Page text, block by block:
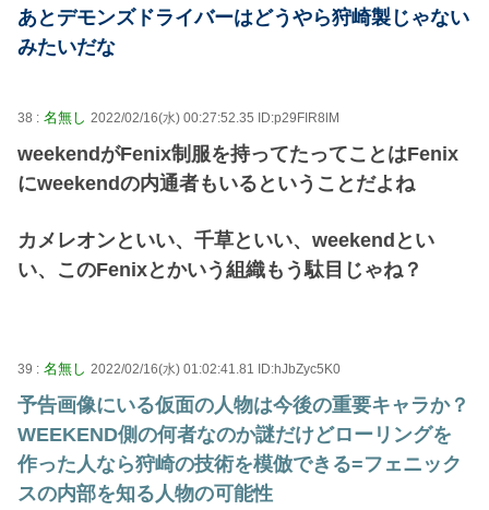
あとデモンズドライバーはどうやら狩崎製じゃない
みたいだな
38 : 名無し 2022/02/16(水) 00:27:52.35 ID:p29FIR8lM
weekendがFenix制服を持ってたってことはFenix
にweekendの内通者もいるということだよね
カメレオンといい、千草といい、weekendとい
い、このFenixとかいう組織もう駄目じゃね？
39 : 名無し 2022/02/16(水) 01:02:41.81 ID:hJbZyc5K0
予告画像にいる仮面の人物は今後の重要キャラか？
WEEKEND側の何者なのか謎だけどローリングを
作った人なら狩崎の技術を模倣できる=フェニック
スの内部を知る人物の可能性